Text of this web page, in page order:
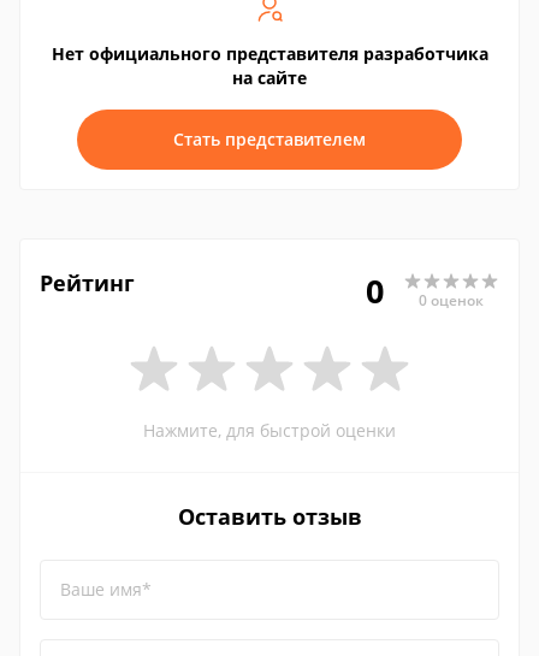
Нет официального представителя разработчика
на сайте
Стать представителем
Рейтинг 0 0 оценок
Нажмите, для быстрой оценки
Оставить отзыв
Ваше имя*